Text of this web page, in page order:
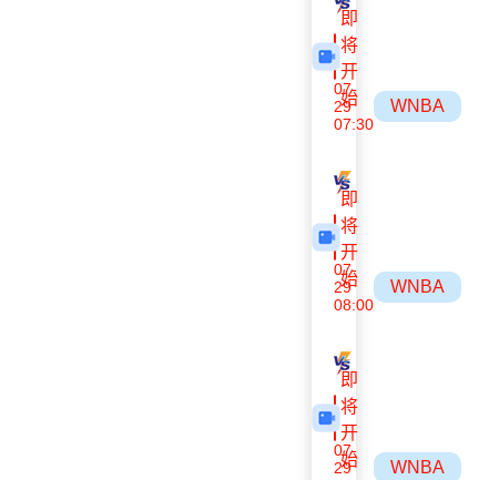
即
将
开
始
07-
29
07:30
WNBA
神秘人
即
将
开
始
07-
29
08:00
WNBA
山猫
即
将
开
始
07-
29
WNBA